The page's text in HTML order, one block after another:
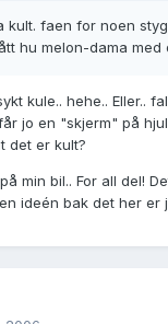
kult. faen for noen
hu melon-dama med
kule.. hehe.. Eller..
jo en "skjerm" på
det er kult?
min bil.. For all del!
ideén bak det her er